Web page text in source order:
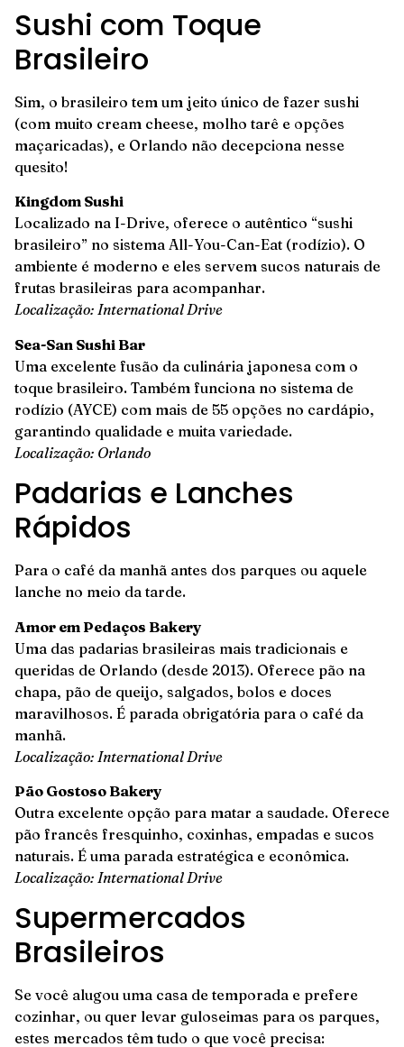
Sushi com Toque
Brasileiro
Sim, o brasileiro tem um jeito único de fazer sushi
(com muito cream cheese, molho tarê e opções
maçaricadas), e Orlando não decepciona nesse
quesito!
Kingdom Sushi
Localizado na I-Drive, oferece o autêntico “sushi
brasileiro” no sistema All-You-Can-Eat (rodízio). O
ambiente é moderno e eles servem sucos naturais de
frutas brasileiras para acompanhar.
Localização: International Drive
Sea-San Sushi Bar
Uma excelente fusão da culinária japonesa com o
toque brasileiro. Também funciona no sistema de
rodízio (AYCE) com mais de 55 opções no cardápio,
garantindo qualidade e muita variedade.
Localização: Orlando
Padarias e Lanches
Rápidos
Para o café da manhã antes dos parques ou aquele
lanche no meio da tarde.
Amor em Pedaços Bakery
Uma das padarias brasileiras mais tradicionais e
queridas de Orlando (desde 2013). Oferece pão na
chapa, pão de queijo, salgados, bolos e doces
maravilhosos. É parada obrigatória para o café da
manhã.
Localização: International Drive
Pão Gostoso Bakery
Outra excelente opção para matar a saudade. Oferece
pão francês fresquinho, coxinhas, empadas e sucos
naturais. É uma parada estratégica e econômica.
Localização: International Drive
Supermercados
Brasileiros
Se você alugou uma casa de temporada e prefere
cozinhar, ou quer levar guloseimas para os parques,
estes mercados têm tudo o que você precisa: